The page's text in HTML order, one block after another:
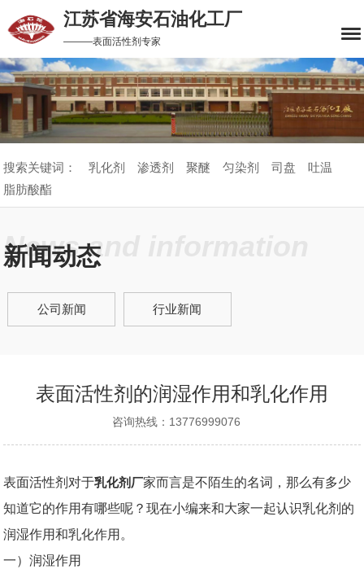
江苏省海安石油化工厂
———表面活性剂专家
搜索关键词： 乳化剂 渗透剂 聚醚 匀染剂 司盘
吐温
脂肪酸酯
News and information
新闻动态
公司新闻 行业新闻
表面活性剂的润湿作用和乳化作用
咨询热线：13776999076
表面活性剂对于乳化剂厂家而言是不陌生的名词，那么有多少
知道它的作用有哪些呢？现在小编来和大家一起认识乳化剂的
润湿作用和乳化作用 。
一）润湿作用